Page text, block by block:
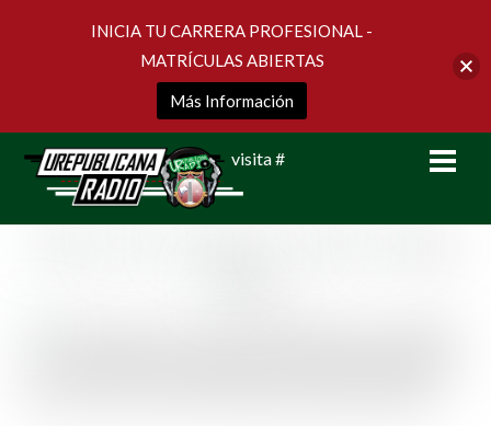
visita #
INICIA TU CARRERA PROFESIONAL -
MATRÍCULAS ABIERTAS
Más Información